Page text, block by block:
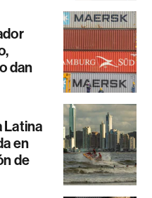
dan
Latina
en
de